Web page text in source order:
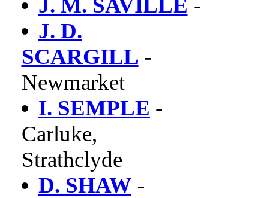
J. M. SAVILLE -
J. D.
SCARGILL -
Newmarket
I. SEMPLE -
Carluke,
Strathclyde
D. SHAW-